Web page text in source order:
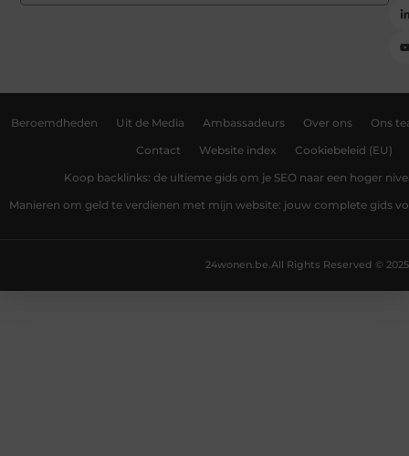
Beroemdheden Uit de Media Ambassadeurs Over ons Ons
Contact Website index Cookiebeleid (EU)
Koop backlinks: de ultieme gids om je SEO naar een hoger
Manieren om geld te verdienen met mijn website: jouw complete gids
All Rights Reserved © 2025
24wonen.be.